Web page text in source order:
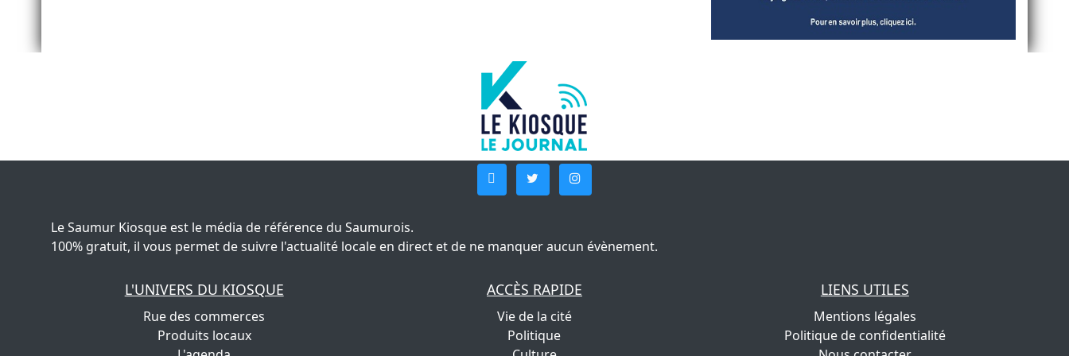
Le Saumur Kiosque est le média de référence du Saumurois.
100% gratuit, il vous permet de suivre l'actualité locale en direct et de ne manquer aucun évènement.
L'UNIVERS DU KIOSQUE
Rue des commerces
Produits locaux
ACCÈS RAPIDE
Vie de la cité
Politique
LIENS UTILES
Mentions légales
Politique de confidentialité